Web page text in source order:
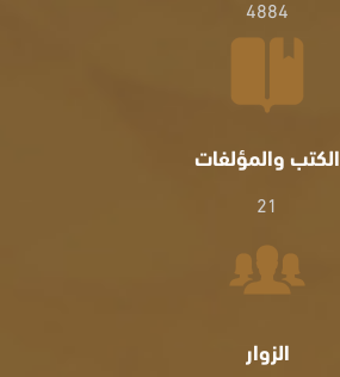
4884
الكتب والمؤلفات
21
الزوار